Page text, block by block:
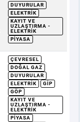
DUYURULAR
ELEKTRIK
KAYIT VE
UZLAŞTIRMA -
ELEKTRIK
PIYASA
ÇEVRESEL
DOĞAL GAZ
DUYURULAR
ELEKTRIK
GİP
GÖP
KAYIT VE
UZLAŞTIRMA -
ELEKTRIK
PIYASA